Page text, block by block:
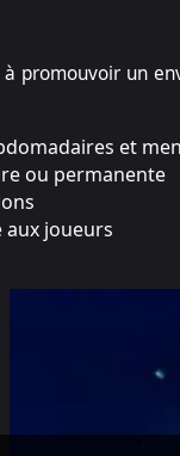
à promouvoir un
et
ou permanente
aux joueurs